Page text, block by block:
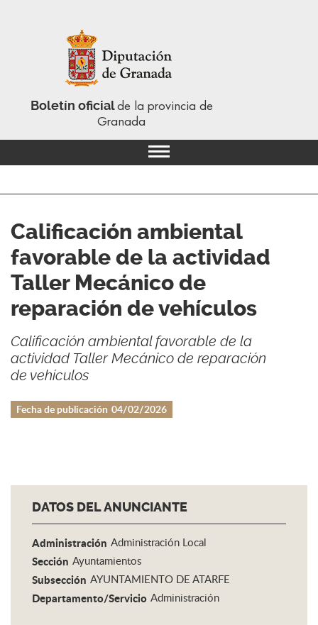
Boletín oficialde la provincia de
Granada
Calificación ambiental
favorable de la actividad
Taller Mecánico de
reparación de vehículos
Calificación ambiental favorable de la
actividad Taller Mecánico de reparación
de vehículos
Fecha de publicación 04/02/2026
DATOS DEL ANUNCIANTE
Administración Administración Local
Sección Ayuntamientos
Subsección AYUNTAMIENTO DE ATARFE
Departamento/Servicio Administración